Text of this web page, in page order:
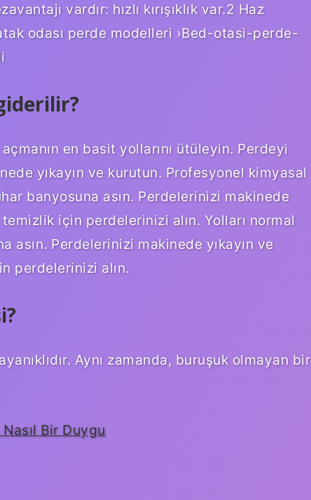
vardır: hızlı kırışıklık var.2 Haz
odası perde modelleri ›Bed-otasi-perde-
en basit yollarını ütüleyin. Perdeyi
yıkayın ve kurutun. Profesyonel kimyasal
banyosuna asın. Perdelerinizi makinede
için perdelerinizi alın. Yolları normal
Perdelerinizi makinede yıkayın ve
perdelerinizi alın.
Aynı zamanda, buruşuk olmayan bir
Bir Duygu